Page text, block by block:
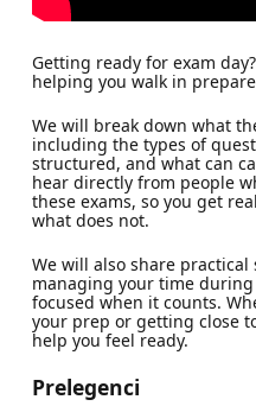
Getting ready for exam
helping you walk in
We will break down what
including the types of
structured, and what can
hear directly from people
these exams, so you get
what does not.
We will also share
managing your time
focused when it counts.
your prep or getting close
help you feel ready.
Prelegenci